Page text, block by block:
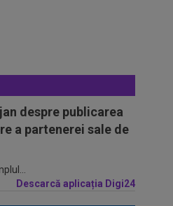
despre publicarea
a partenerei sale de
Descarcă aplicația Digi24